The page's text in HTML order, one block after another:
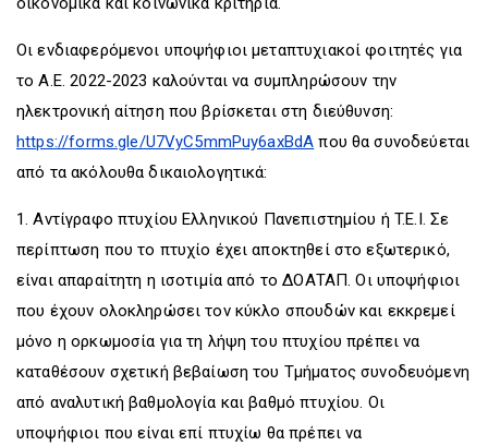
Οι ενδιαφερόμενοι υποψήφιοι μεταπτυχιακοί φοιτητές για
το Α.Ε. 2022-2023 καλούνται να συμπληρώσουν την
ηλεκτρονική αίτηση που βρίσκεται στη διεύθυνση:
https://forms.gle/U7VyC5mmPuy6axBdA που θα συνοδεύεται
από τα ακόλουθα δικαιολογητικά:
1. Αντίγραφο πτυχίου Ελληνικού Πανεπιστημίου ή T.E.I. Σε
περίπτωση που το πτυχίο έχει αποκτηθεί στο εξωτερικό,
είναι απαραίτητη η ισοτιμία από το ΔΟΑΤΑΠ. Οι υποψήφιοι
που έχουν ολοκληρώσει τον κύκλο σπουδών και εκκρεμεί
μόνο η ορκωμοσία για τη λήψη του πτυχίου πρέπει να
καταθέσουν σχετική βεβαίωση του Τμήματος συνοδευόμενη
από αναλυτική βαθμολογία και βαθμό πτυχίου. Οι
υποψήφιοι που είναι επί πτυχίω θα πρέπει να